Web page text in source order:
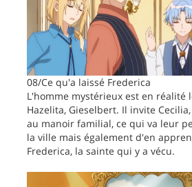
08/Ce qu'a laissé Frederica
L'homme mystérieux est en réalité
Hazelita, Gieselbert. Il invite
au manoir familial, ce qui va leur
la ville mais également d'en
Frederica, la sainte qui y a vécu.